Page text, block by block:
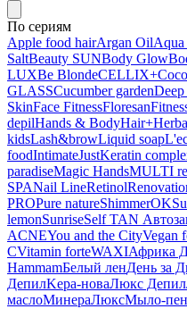
По сериям
Apple food hairArgan OilAqua
SaltBeauty SUNBody Glow
LUXBe BlondeCELLIX+
GLASSCucumber garden
SkinFace FitnessFloresan
depilHands & BodyHair+
kidsLash&browLiquid soap
foodIntimateJustKeratin
paradiseMagic HandsMULTI
SPANail LineRetinol
PROPure natureShimmerOK
lemonSunriseSelf TAN
ACNEYou and the CityVegan
CVitamin forteWAXIАфрика
HammamБелый ленДень за
ДепилKepa-новаЛюкс Депил
маслоМинераЛюксМыло-